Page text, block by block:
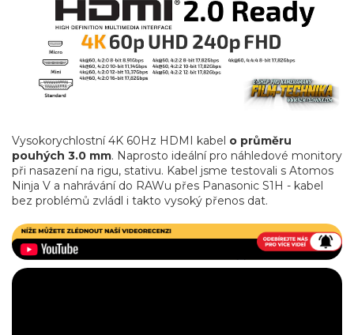
Vysokorychlostní 4K 60Hz HDMI kabel o průměru
pouhých 3.0 mm. Naprosto ideální pro náhledové monitory
při nasazení na rigu, stativu. Kabel jsme testovali s Atomos
Ninja V a nahrávání do RAWu přes Panasonic S1H - kabel
bez problémů zvládl i takto vysoký přenos dat.